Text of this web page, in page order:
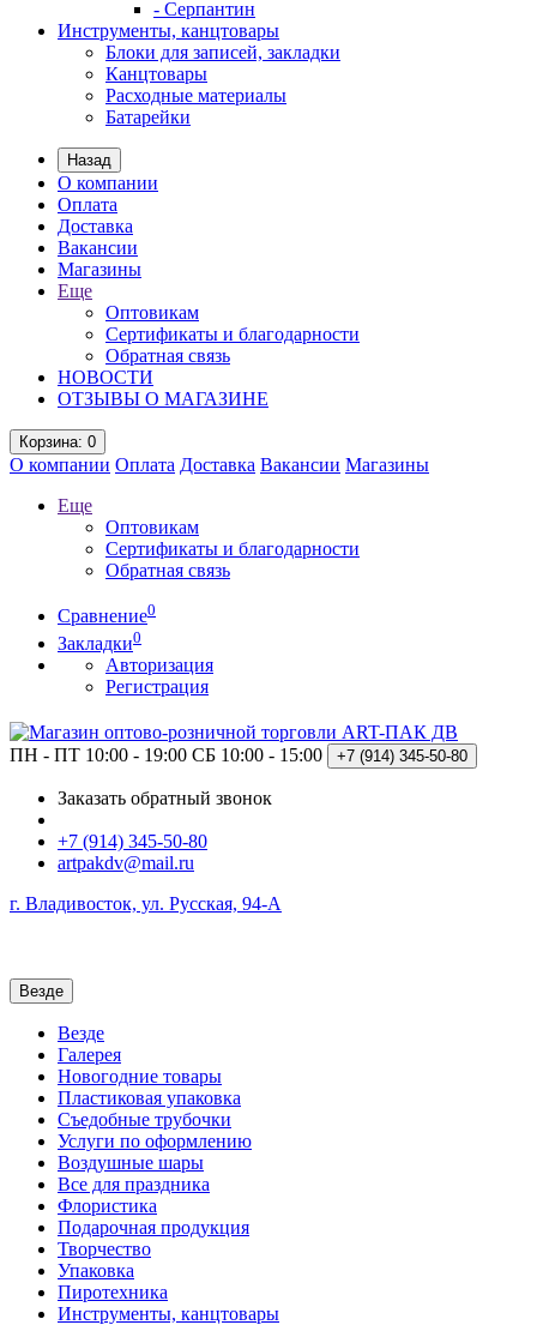
- Серпантин
Инструменты, канцтовары
Блоки для записей, закладки
Канцтовары
Расходные материалы
Батарейки
Назад
О компании
Оплата
Доставка
Вакансии
Магазины
Еще
Оптовикам
Сертификаты и благодарности
Обратная связь
НОВОСТИ
ОТЗЫВЫ О МАГАЗИНЕ
Корзина: 0
О компании Оплата Доставка Вакансии Магазины
Еще
Оптовикам
Сертификаты и благодарности
Обратная связь
Сравнение0
Закладки0
Авторизация
Регистрация
ПН - ПТ 10:00 - 19:00 СБ 10:00 - 15:00 +7 (914) 345-50-80
Заказать обратный звонок
+7 (914) 345-50-80
artpakdv@mail.ru
г. Владивосток, ул. Русская, 94-А
Везде
Везде
Галерея
Новогодние товары
Пластиковая упаковка
Съедобные трубочки
Услуги по оформлению
Воздушные шары
Все для праздника
Флористика
Подарочная продукция
Творчество
Упаковка
Пиротехника
Инструменты, канцтовары